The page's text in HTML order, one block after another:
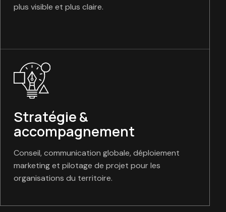
plus visible et plus claire.
Stratégie &
accompagnement
Conseil, communication globale, déploiement
marketing et pilotage de projet pour les
organisations du territoire.